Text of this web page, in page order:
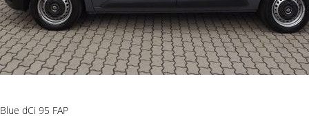
dCi 95 FAP